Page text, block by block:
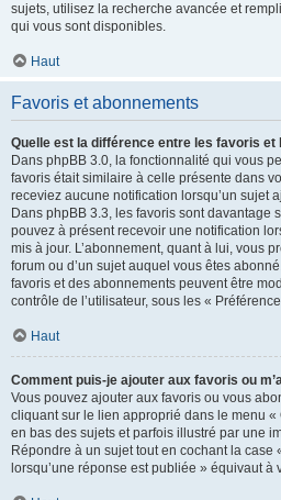
sujets, utilisez la recherche avancée et
qui vous sont disponibles.
Haut
Favoris et abonnements
Quelle est la différence entre les favoris et
Dans phpBB 3.0, la fonctionnalité qui vous
favoris était similaire à celle présente dans
receviez aucune notification lorsqu’un sujet
Dans phpBB 3.3, les favoris sont davantage
pouvez à présent recevoir une notification
mis à jour. L’abonnement, quant à lui, vous
forum ou d’un sujet auquel vous êtes
favoris et des abonnements peuvent être
contrôle de l’utilisateur, sous les «
Haut
Comment puis-je ajouter aux favoris ou
Vous pouvez ajouter aux favoris ou vous
cliquant sur le lien approprié dans le menu
en bas des sujets et parfois illustré par une
Répondre à un sujet tout en cochant la case
lorsqu’une réponse est publiée » équivaut à